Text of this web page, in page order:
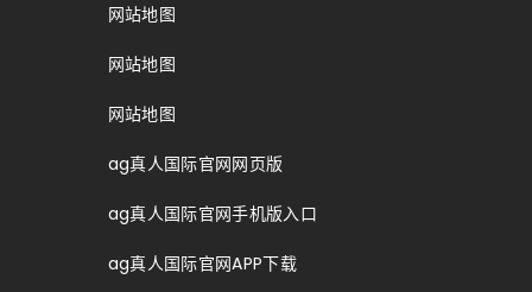
网站地图
网站地图
网站地图
ag真人国际官网网页版
ag真人国际官网手机版入口
ag真人国际官网APP下载